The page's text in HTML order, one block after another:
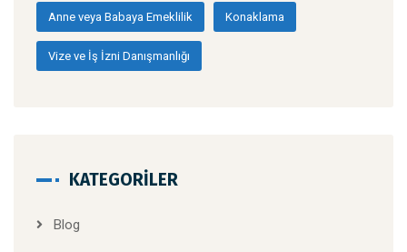
Anne veya Babaya Emeklilik Konaklama
Vize ve İş İzni Danışmanlığı
KATEGORILER
Blog